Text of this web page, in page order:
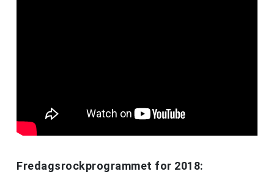
Fredagsrockprogrammet for 2018: